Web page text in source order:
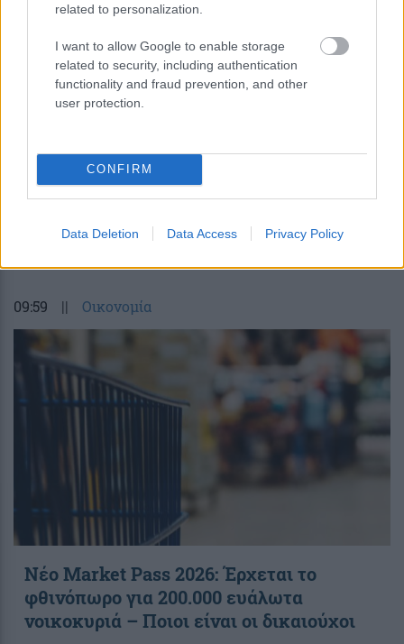
related to personalization.
I want to allow Google to enable storage
related to security, including authentication
functionality and fraud prevention, and other
user protection.
CONFIRM
Data Deletion Data Access Privacy Policy
σκοτεινής ύλης από το XENONnT
περισσότερα
09:59 || Οικονομία
Νέο Market Pass 2026: Έρχεται το
φθινόπωρο για 200.000 ευάλωτα
νοικοκυριά – Ποιοι είναι οι δικαιούχοι